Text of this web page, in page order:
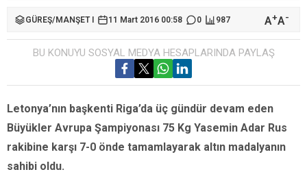
GÜREŞ/MANŞET I 11 Mart 2016 00:58 0 987 A+A-
BU KONUYU SOSYAL MEDYA HESAPLARINDA PAYLAŞ
Letonya’nın başkenti Riga’da üç gündür devam eden
Büyükler Avrupa Şampiyonası 75 Kg Yasemin Adar Rus
rakibine karşı 7-0 önde tamamlayarak altın madalyanın
sahibi oldu.